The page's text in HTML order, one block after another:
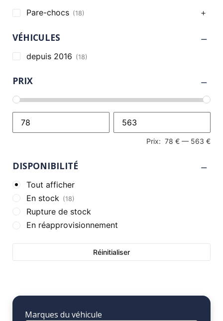
Pare-chocs (18)
VÉHICULES
depuis 2016 (18)
PRIX
Prix: 78 € — 563 €
DISPONIBILITÉ
Tout afficher
En stock (18)
Rupture de stock
En réapprovisionnement
Réinitialiser
Marques du véhicule